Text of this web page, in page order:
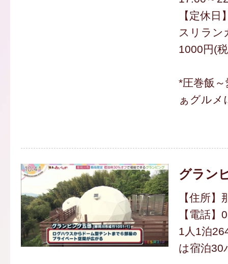
【定休日
スリラン
1000円(
*圧巻飯
ぁグルメ
グラン
【住所
【電話
1人1泊
は宿泊30